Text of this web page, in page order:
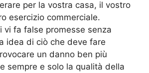
per la vostra casa, il vostro
esercizio commerciale.
vi fa false promesse senza
idea di ciò che deve fare
un danno ben più
sempre e solo la qualità della